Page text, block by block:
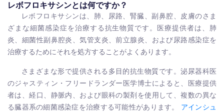
レボフロキサシンとは何ですか？
レボフロキサシンは、肺、尿路、腎臓、副鼻腔、皮膚のさま
ざまな細菌感染症を治療する抗生物質です。医療提供者は、肺
炎、細菌性副鼻腔炎、気管支炎、前立腺炎、および尿路感染症を
治療するためにそれを処方することがよくあります。
さまざまな形で提供される多目的抗生物質です。泌尿器科医
のジャスティン・フリードランダー医学博士によると、医療提供
者は、経口、静脈内、および眼科の製剤を使用して、複数の異な
る臓器系の細菌感染症を治療する可能性があります。
アインシュ